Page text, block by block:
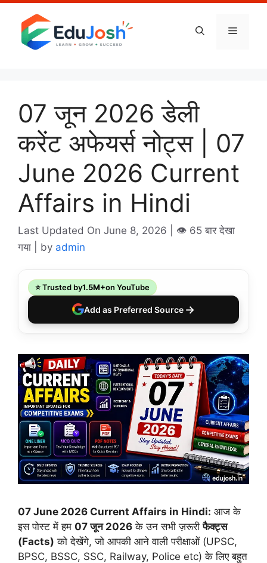
Skip
content
Menu
07 जून 2026 डेली
करेंट अफेयर्स नोट्स | 07
June 2026 Current
Affairs in Hindi
Last Updated On June 8, 2026 | 👁️ 65 बार देखा
गया |
by admin
⭐ Trusted by1.5M+on YouTube
Add as Preferred Source →
07 June 2026 Current Affairs in Hindi: आज के
इस पोस्ट में हम 07 जून 2026 के उन सभी ज़रूरीफैक्ट्स
(Facts) को देखेंगे, जो आपकी आने वाली परीक्षाओं (UPSC,
BPSC, BSSC, SSC, Railway, Police etc) के लिए बहुत